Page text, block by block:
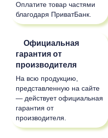
Оплатите товар частями
благодаря ПриватБанк.
Официальная
гарантия от
производителя
На всю продукцию,
представленную на сайте
— действует официальная
гарантия от
производителя.